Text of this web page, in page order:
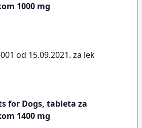
1000 mg
od 15.09.2021. za lek
for Dogs, tableta za
1400 mg